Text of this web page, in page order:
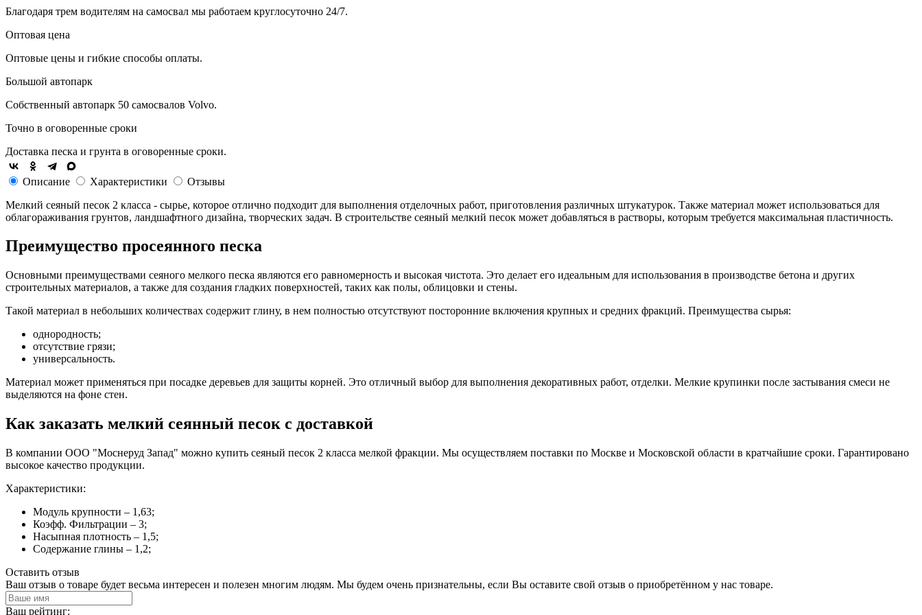
Благодаря трем водителям на самосвал мы работаем круглосуточно 24/7.
Оптовая цена
Оптовые цены и гибкие способы оплаты.
Большой автопарк
Собственный автопарк 50 самосвалов Volvo.
Точно в оговоренные сроки
Доставка песка и грунта в оговоренные сроки.
Описание Характеристики
Отзывы
Мелкий сеяный песок 2 класса - сырье, которое отлично подходит для выполнения отделочных работ, приготовления различных штукатурок. Также материал может использоваться для
облагораживания грунтов, ландшафтного дизайна, творческих задач. В строительстве сеяный мелкий песок может добавляться в растворы, которым требуется максимальная пластичность.
Преимущество просеянного песка
Основными преимуществами сеяного мелкого песка являются его равномерность и высокая чистота. Это делает его идеальным для использования в производстве бетона и других
строительных материалов, а также для создания гладких поверхностей, таких как полы, облицовки и стены.
Такой материал в небольших количествах содержит глину, в нем полностью отсутствуют посторонние включения крупных и средних фракций. Преимущества сырья:
однородность;
отсутствие грязи;
универсальность.
Материал может применяться при посадке деревьев для защиты корней. Это отличный выбор для выполнения декоративных работ, отделки. Мелкие крупинки после застывания смеси не
выделяются на фоне стен.
Как заказать мелкий сеянный песок с доставкой
В компании ООО "Моснеруд Запад" можно купить сеяный песок 2 класса мелкой фракции. Мы осуществляем поставки по Москве и Московской области в кратчайшие сроки. Гарантировано
высокое качество продукции.
Характеристики:
Модуль крупности – 1,63;
Коэфф. Фильтрации – 3;
Насыпная плотность – 1,5;
Содержание глины – 1,2;
Оставить отзыв
Ваш отзыв о товаре будет весьма интересен и полезен многим людям. Мы будем очень признательны, если Вы оставите свой отзыв о приобретённом у нас товаре.
Ваш рейтинг: